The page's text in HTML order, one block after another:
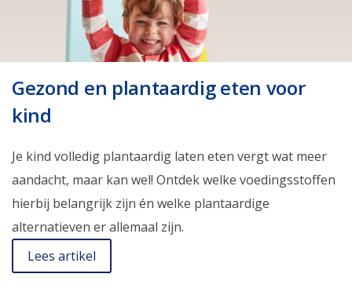
Gezond en plantaardig eten voor
kind
Je kind volledig plantaardig laten eten vergt wat meer
aandacht, maar kan wel! Ontdek welke voedingsstoffen
hierbij belangrijk zijn én welke plantaardige
alternatieven er allemaal zijn.
Lees artikel